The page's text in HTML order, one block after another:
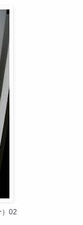
）02